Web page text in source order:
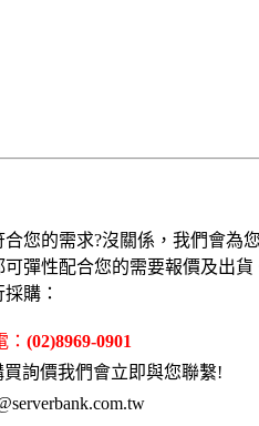
您的需求?沒關係，我們會為
彈性配合您的需要報價及出
購：
(02)8969-0901
詢價我們會立即與您聯繫!